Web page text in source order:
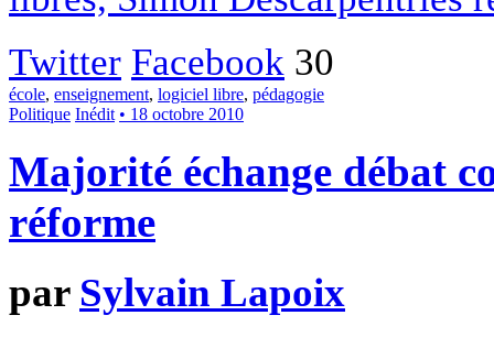
Twitter Facebook 30
école, enseignement, logiciel libre, pédagogie
Politique Inédit • 18 octobre 2010
Majorité échange débat
réforme
par Sylvain Lapoix